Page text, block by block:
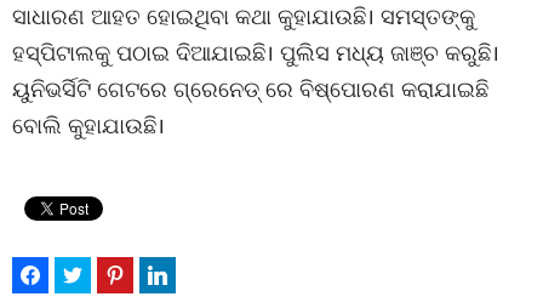
ସାଧାରଣ ଆହତ ହୋଇଥିବା କଥା କୁହାଯାଉଛି। ସମସ୍ତଙ୍କୁ
ହସ୍ପିଟାଲକୁ ପଠାଇ ଦିଆଯାଇଛି। ପୁଲିସ ମଧ୍ୟ ଜାଞ୍ଚ କରୁଛି।
ୟୁନିଭର୍ସିଟି ଗେଟରେ ଗ୍ରେନେଡ୍ ରେ ବିଷ୍ପୋରଣ କରାଯାଇଛି
ବୋଲି କୁହାଯାଉଛି।